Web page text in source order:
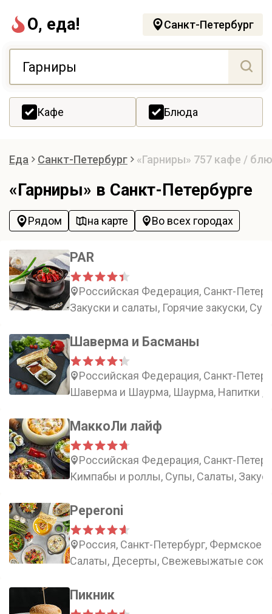
О, еда! Санкт-Петербург
Кафе Блюда
Еда Санкт-Петербург «Гарниры» 757 кафе /
«Гарниры» в Санкт-Петербурге
Рядом на карте Во всех городах
PAR
Российская Федерация, Санкт-
Закуски и салаты, Горячие закуски,
Шаверма и Басманы
Российская Федерация, Санкт-
Шаверма и Шаурма, Шаурма, Напитки ,
МаккоЛи лайф
Российская Федерация, Санкт-
Кимпабы и роллы, Супы, Салаты,
Peperoni
Россия, Санкт-Петербург, Фермское
Салаты, Десерты, Свежевыжатые
Пикник